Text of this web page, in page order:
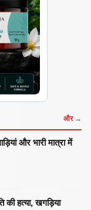
और →
और भारी मात्रा में
की हत्या, खगड़िया